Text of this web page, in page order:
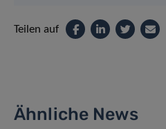
Teilen auf
Ähnliche News